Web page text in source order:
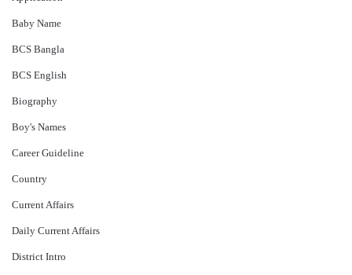
Baby Name
BCS Bangla
BCS English
Biography
Boy's Names
Career Guideline
Country
Current Affairs
Daily Current Affairs
District Intro